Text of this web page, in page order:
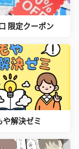
限定クーポン
や解決ゼミ